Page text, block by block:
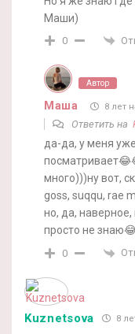
Маши)
0
Автор
Маша 8 лет
Ответить на
да-да, у меня
много)))ну вот,
goss, suqqu, rae
но, да, наверное,
просто не
0
Kuznetsova 8